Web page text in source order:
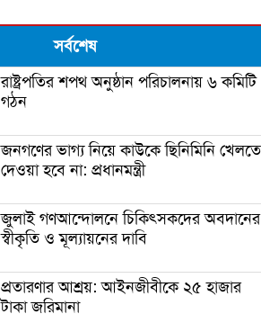
সর্বশেষ
রাষ্ট্রপতির শপথ অনুষ্ঠান পরিচালনায় ৬ কমিটি
গঠন
জনগণের ভাগ্য নিয়ে কাউকে ছিনিমিনি খেলতে
দেওয়া হবে না: প্রধানমন্ত্রী
জুলাই গণআন্দোলনে চিকিৎসকদের অবদানের
স্বীকৃতি ও মূল্যায়নের দাবি
প্রতারণার আশ্রয়: আইনজীবীকে ২৫ হাজার
টাকা জরিমানা